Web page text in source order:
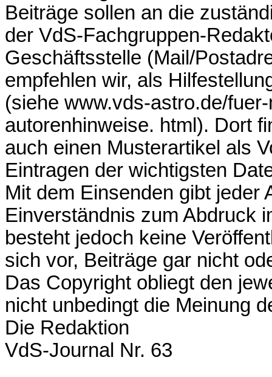
Beiträge sollen an die
der VdS-Fachgruppen-
Geschäftsstelle (Mail/
empfehlen wir, als
(siehe www.vds-astro.de/
autorenhinweise. html). Dort
auch einen Musterartikel als
Eintragen der wichtigsten
Mit dem Einsenden gibt jeder
Einverständnis zum Abdruck
besteht jedoch keine
sich vor, Beiträge gar nicht
Das Copyright obliegt den
nicht unbedingt die Meinung
Die Redaktion
VdS-Journal Nr. 63